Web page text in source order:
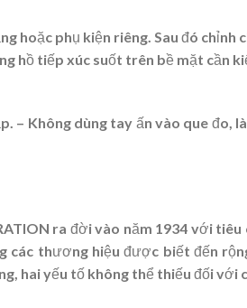
hoặc phụ kiện riêng. Sau đó chỉnh
hồ tiếp xúc suốt trên bề mặt cần
– Không dùng tay ấn vào que đo,
ra đời vào năm 1934 với
các thương hiệu được biết đến
hai yếu tố không thể thiếu đối